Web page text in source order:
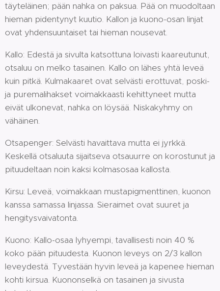
täyteläinen; pään nahka on paksua. Pää on muodoltaan
hieman pidentynyt kuutio. Kallon ja kuono-osan linjat
ovat yhdensuuntaiset tai hieman nousevat.
Kallo: Edestä ja sivulta katsottuna loivasti kaareutunut,
otsaluu on melko tasainen. Kallo on lähes yhtä leveä
kuin pitkä. Kulmakaaret ovat selvästi erottuvat, poski-
ja puremalihakset voimakkaasti kehittyneet mutta
eivät ulkonevat, nahka on löysää. Niskakyhmy on
vähäinen.
Otsapenger: Selvästi havaittava mutta ei jyrkkä.
Keskellä otsaluuta sijaitseva otsauurre on korostunut ja
pituudeltaan noin kaksi kolmasosaa kallosta.
Kirsu: Leveä, voimakkaan mustapigmenttinen, kuonon
kanssa samassa linjassa. Sieraimet ovat suuret ja
hengitysvaivatonta.
Kuono: Kallo-osaa lyhyempi, tavallisesti noin 40 %
koko pään pituudesta. Kuonon leveys on 2/3 kallon
leveydestä. Tyvestään hyvin leveä ja kapenee hieman
kohti kirsua. Kuononselkä on tasainen ja sivusta